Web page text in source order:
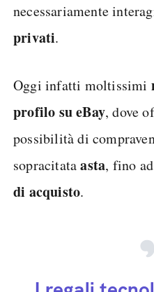
necessariamente
privati.
Oggi infatti moltissimi
profilo su eBay, dove
possibilità di
sopracitataasta, fino
di acquisto.